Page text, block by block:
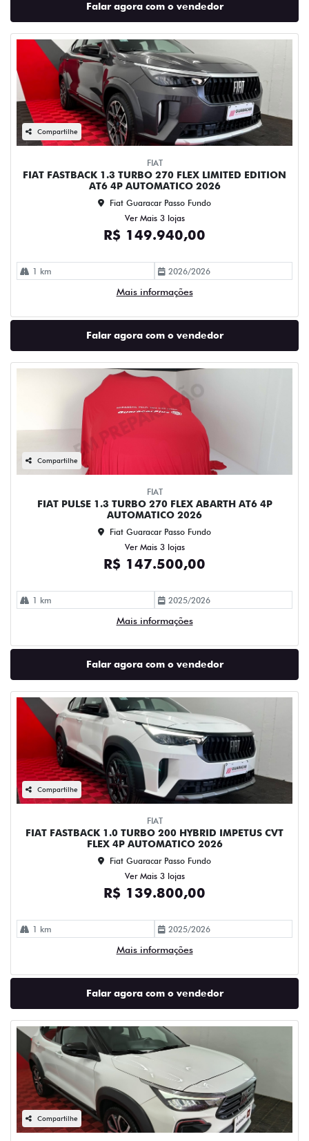
Falar agora com o vendedor
Compartilhe
FIAT
FIAT FASTBACK 1.3 TURBO 270 FLEX LIMITED EDITION
AT6 4P AUTOMATICO 2026
Fiat Guaracar Passo Fundo
Ver Mais 3 lojas
R$ 149.940,00
1 km 2026/2026
Mais informações
Falar agora com o vendedor
Compartilhe
FIAT
FIAT PULSE 1.3 TURBO 270 FLEX ABARTH AT6 4P
AUTOMATICO 2026
Fiat Guaracar Passo Fundo
Ver Mais 3 lojas
R$ 147.500,00
1 km 2025/2026
Mais informações
Falar agora com o vendedor
Compartilhe
FIAT
FIAT FASTBACK 1.0 TURBO 200 HYBRID IMPETUS CVT
FLEX 4P AUTOMATICO 2026
Fiat Guaracar Passo Fundo
Ver Mais 3 lojas
R$ 139.800,00
1 km 2025/2026
Mais informações
Falar agora com o vendedor
Compartilhe